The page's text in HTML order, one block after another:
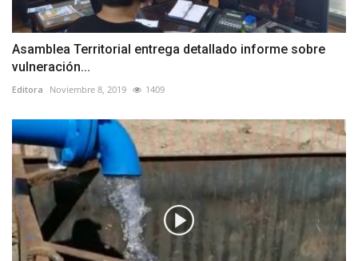
Asamblea Territorial entrega detallado informe sobre
vulneración...
Editora Noviembre 8, 2019 1409